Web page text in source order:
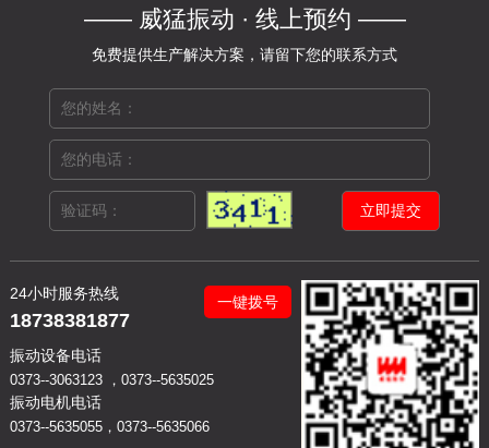
—— 威猛振动 · 线上预约 ——
免费提供生产解决方案，请留下您的联系方式
24小时服务热线
18738381877
一键拨号
振动设备电话
0373--3063123 ，0373--5635025
振动电机电话
0373--5635055，0373--5635066